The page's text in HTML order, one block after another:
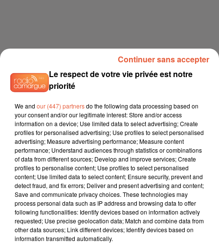
Le respect de votre vie privée est notre
priorité
We and our (447) partnersdo the following data processing based on
your consent and/or our legitimate interest: Store and/or access
information on a device; Use limited data to select advertising; Create
profiles for personalised advertising; Use profiles to select personalised
advertising; Measure advertising performance; Measure content
performance; Understand audiences through statistics or combinations
of data from different sources; Develop and improve services; Create
profiles to personalise content; Use profiles to select personalised
content; Use limited data to select content; Ensure security, prevent and
detect fraud, and fix errors; Deliver and present advertising and content;
Save and communicate privacy choices. These technologies may
process personal data such as IP address and browsing data to offer
following functionalities: Identify devices based on information actively
requested; Use precise geolocation data; Match and combine data from
other data sources; Link different devices; Identify devices based on
information transmitted automatically.
Continuer sans accepter